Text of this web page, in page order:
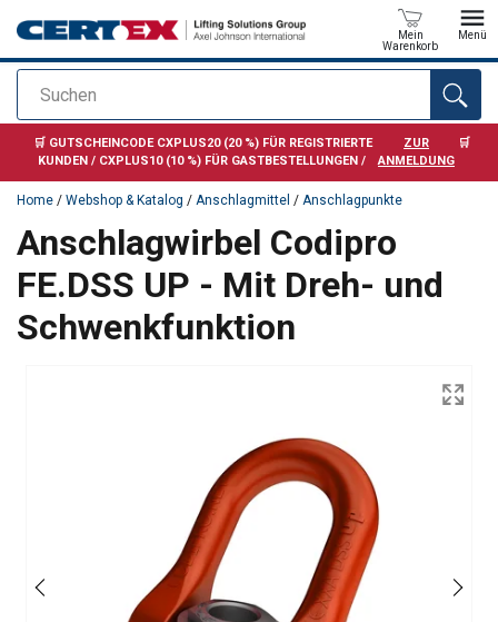
Suchen
Mein
Warenkorb
Menü
Anfragen
🛒 GUTSCHEINCODE CXPLUS20 (20 %) FÜR REGISTRIERTE
KUNDEN / CXPLUS10 (10 %) FÜR GASTBESTELLUNGEN /
ZUR
ANMELDUNG
🛒
Home / Webshop & Katalog / Anschlagmittel / Anschlagpunkte
Anschlagwirbel Codipro
FE.DSS UP - Mit Dreh- und
Schwenkfunktion